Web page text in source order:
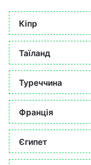
Кіпр
Таїланд
Туреччина
Франція
Єгипет